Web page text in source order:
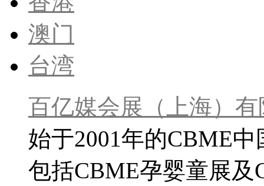
澳门
台湾
百亿媒会展（上海）
始于2001年的CBME
包括CBME孕婴童展